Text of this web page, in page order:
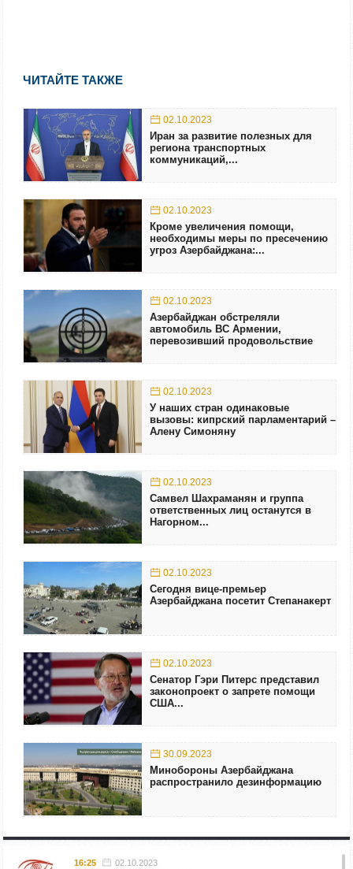
ЧИТАЙТЕ ТАКЖЕ
02.10.2023
Иран за развитие полезных для
региона транспортных
коммуникаций,...
02.10.2023
Кроме увеличения помощи,
необходимы меры по пресечению
угроз Азербайджана:...
02.10.2023
Азербайджан обстреляли
автомобиль ВС Армении,
перевозивший продовольствие
02.10.2023
У наших стран одинаковые
вызовы: кипрский парламентарий –
Алену Симоняну
02.10.2023
Самвел Шахраманян и группа
ответственных лиц останутся в
Нагорном...
02.10.2023
Сегодня вице-премьер
Азербайджана посетит Степанакерт
02.10.2023
Сенатор Гэри Питерс представил
законопроект о запрете помощи
США...
30.09.2023
Минобороны Азербайджана
распространило дезинформацию
16:25 02.10.2023